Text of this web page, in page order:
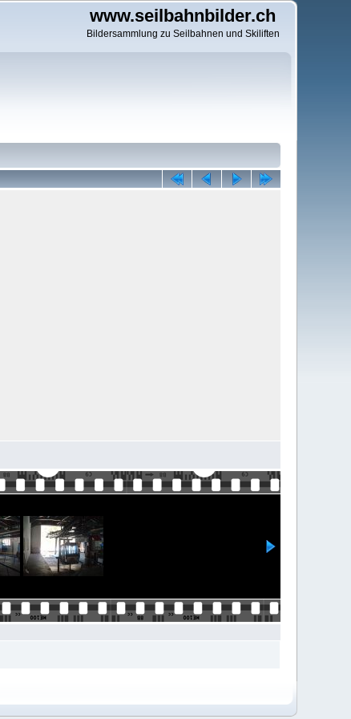
www.seilbahnbilder.ch
Bildersammlung zu Seilbahnen und Skiliften